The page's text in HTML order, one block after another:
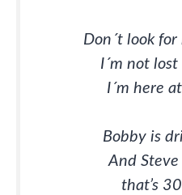
Don´t look
I´m not
I´m here
Bobby is
And Steve
that’s